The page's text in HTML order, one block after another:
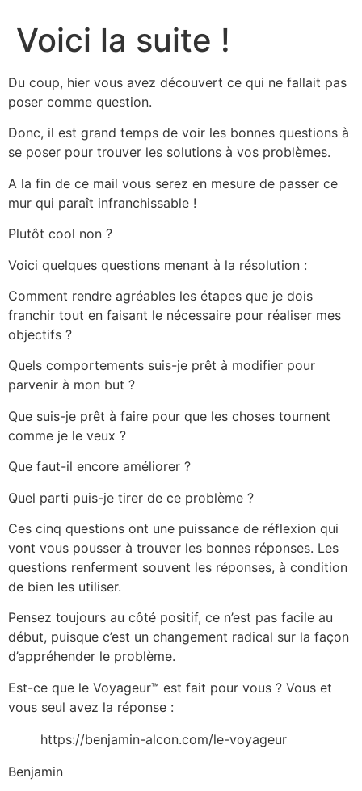
Voici la suite !
Du coup, hier vous avez découvert ce qui ne fallait pas
poser comme question.
Donc, il est grand temps de voir les bonnes questions à
se poser pour trouver les solutions à vos problèmes.
A la fin de ce mail vous serez en mesure de passer ce
mur qui paraît infranchissable !
Plutôt cool non ?
Voici quelques questions menant à la résolution :
Comment rendre agréables les étapes que je dois
franchir tout en faisant le nécessaire pour réaliser mes
objectifs ?
Quels comportements suis-je prêt à modifier pour
parvenir à mon but ?
Que suis-je prêt à faire pour que les choses tournent
comme je le veux ?
Que faut-il encore améliorer ?
Quel parti puis-je tirer de ce problème ?
Ces cinq questions ont une puissance de réflexion qui
vont vous pousser à trouver les bonnes réponses. Les
questions renferment souvent les réponses, à condition
de bien les utiliser.
Pensez toujours au côté positif, ce n’est pas facile au
début, puisque c’est un changement radical sur la façon
d’appréhender le problème.
Est-ce que le Voyageur™ est fait pour vous ? Vous et
vous seul avez la réponse :
https://benjamin-alcon.com/le-voyageur
Benjamin